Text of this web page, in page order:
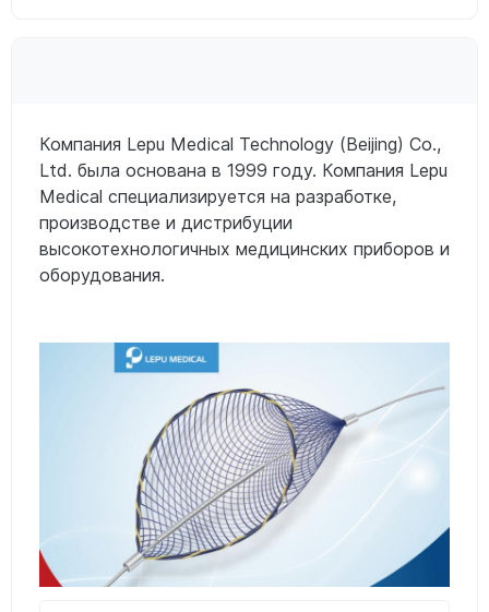
Компания Lepu Medical Technology (Beijing) Co.,
Ltd. была основана в 1999 году. Компания Lepu
Medical специализируется на разработке,
производстве и дистрибуции
высокотехнологичных медицинских приборов и
оборудования.